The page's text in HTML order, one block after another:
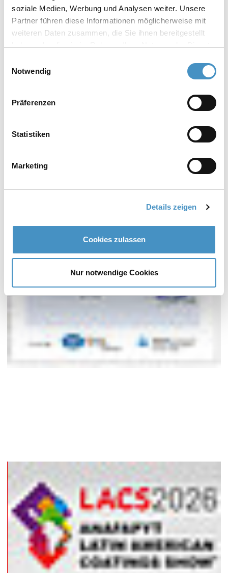
soziale Medien, Werbung und Analysen weiter. Unsere
Partner führen diese Informationen möglicherweise mit
weiteren Daten zusammen, die Sie ihnen bereitgestellt
unsererDatenschutzerklärung Impressum
Notwendig
Präferenzen
Statistiken
Marketing
Details zeigen
Cookies zulassen
Nur notwendige Cookies